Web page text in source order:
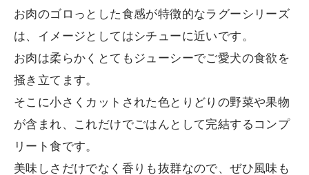
お肉のゴロっとした食感が特徴的なラグーシリーズ
は、イメージとしてはシチューに近いです。
お肉は柔らかくとてもジューシーでご愛犬の食欲を
掻き立てます。
そこに小さくカットされた色とりどりの野菜や果物
が含まれ、これだけでごはんとして完結するコンプ
リート食です。
美味しさだけでなく香りも抜群なので、ぜひ風味も